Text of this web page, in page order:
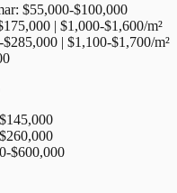
$55,000-$100,000
| $1,000-$1,600/m²
| $1,100-$1,700/m²
$600,000